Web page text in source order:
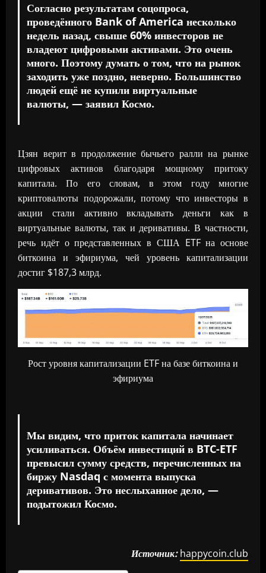
Согласно результатам соцопроса,
проведённого Bank of America несколько
недель назад, свыше 60% инвесторов не
владеют цифровыми активами. Это очень
много. Поэтому думать о том, что на рынок
заходить уже поздно, неверно. Большинство
людей ещё не купили виртуальные
валюты, — заявил Космо.
Цзян верит в продолжение бычьего ралли на рынке
цифровых активов благодаря мощному притоку
капитала. По его словам, в этом году многие
криптовалюты подорожали, потому что инвесторы в
акции стали активно вкладывать деньги как в
виртуальные валюты, так и деривативы. В частности,
речь идёт о представленных в США ETF на основе
биткоина и эфириума, чей уровень капитализации
достиг $187,3 млрд.
Рост уровня капитализации ETF на базе биткоина и
эфириума
Мы видим, что приток капитала начинает
усиливаться. Объём инвестиций в BTC-ETF
превысил сумму средств, перечисленных на
биржу Nasdaq с момента выпуска
деривативов. Это неслыханное дело, —
подытожил Космо.
Источник: happycoin.club